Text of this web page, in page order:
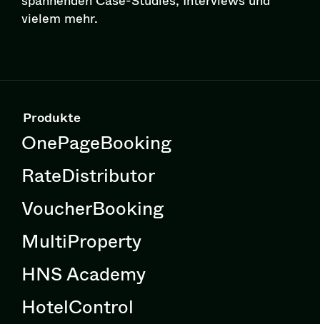
vielem mehr.
Produkte
OnePageBooking
RateDistributor
VoucherBooking
MultiProperty
HNS Academy
HotelControl